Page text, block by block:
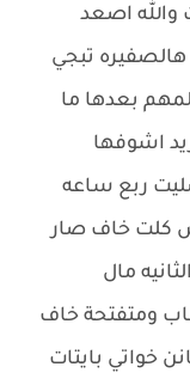
والله اصعد
تبجي
بعدها ما
اشوفها
ربع ساعه
كلت خاف صار
مال
ومتفتحة خاف
خواتي بايتات